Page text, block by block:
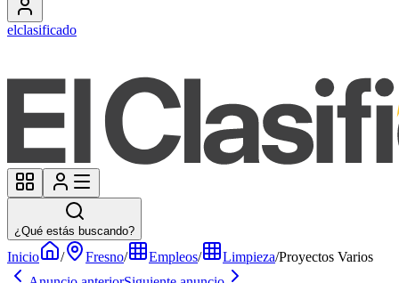
elclasificado
¿Qué estás buscando?
Inicio / Fresno/ Empleos/ Limpieza/Proyectos Varios